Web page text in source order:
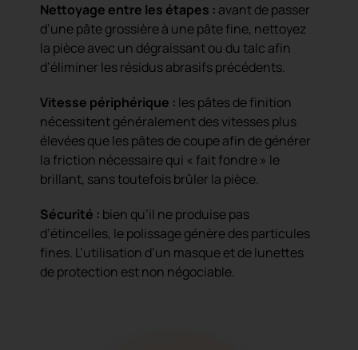
Nettoyage entre les étapes : avant de passer
d’une pâte grossière à une pâte fine, nettoyez
la pièce avec un dégraissant ou du talc afin
d’éliminer les résidus abrasifs précédents.
Vitesse périphérique : les pâtes de finition
nécessitent généralement des vitesses plus
élevées que les pâtes de coupe afin de générer
la friction nécessaire qui « fait fondre » le
brillant, sans toutefois brûler la pièce.
Sécurité : bien qu’il ne produise pas
d’étincelles, le polissage génère des particules
fines. L’utilisation d’un masque et de lunettes
de protection est non négociable.